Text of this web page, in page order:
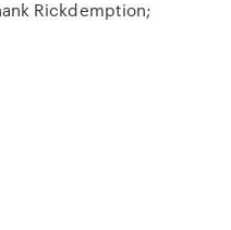
Rickdemption;